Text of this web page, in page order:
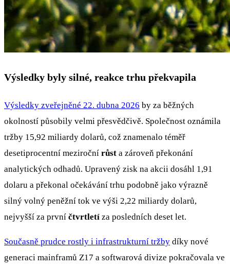
Výsledky byly silné, reakce trhu překvapila
Výsledky zveřejněné 22. dubna 2026 by za běžných
okolností působily velmi přesvědčivě. Společnost oznámila
tržby 15,92 miliardy dolarů, což znamenalo téměř
desetiprocentní meziroční růst a zároveň překonání
analytických odhadů. Upravený zisk na akcii dosáhl 1,91
dolaru a překonal očekávání trhu podobně jako výrazně
silný volný peněžní tok ve výši 2,22 miliardy dolarů,
nejvyšší za první čtvrtletí za posledních deset let.
Současně prudce rostly i infrastrukturní tržby díky nové
generaci mainframů Z17 a softwarová divize pokračovala ve